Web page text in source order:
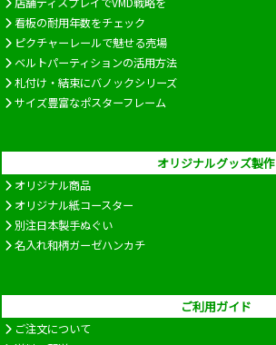
看板の耐用年数をチェック
ピクチャーレールで魅せる売場
ベルトパーティションの活用方法
札付け・結束にバノックシリーズ
サイズ豊富なポスターフレーム
オリジナルグッズ製作
オリジナル商品
オリジナル紙コースター
別注日本製手ぬぐい
名入れ和柄ガーゼハンカチ
ご利用ガイド
ご注文について